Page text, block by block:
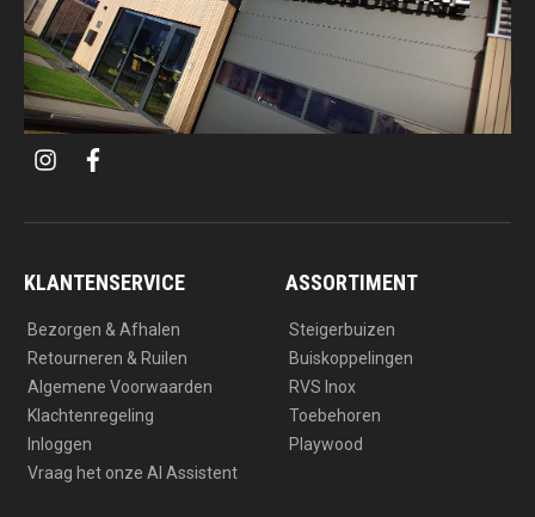
i
t
a
f
e
k
KLANTENSERVICE
Bezorgen & Afhalen
Retourneren & Ruilen
Algemene Voorwaarden
Klachtenregeling
Inloggen
Vraag het onze AI Assistent
ASSORTIMENT
Steigerbuizen
Buiskoppelingen
RVS Inox
Toebehoren
Playwood